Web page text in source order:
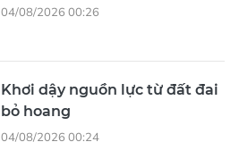
04/08/2026 00:26
Khơi dậy nguồn lực từ đất đai
bỏ hoang
04/08/2026 00:24